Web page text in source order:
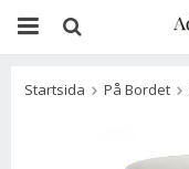
Startsida På Bordet